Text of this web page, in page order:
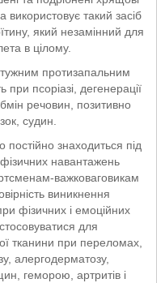
такий засіб
який незамінний для
в цілому.
протизапальним
псоріазі, дегенерації
речовин, позитивно
судин.
знаходиться під
навантажень
важковаговикам
виникнення
фізичних і емоційних
для
тканини при переломах,
алергодерматозу,
геморою, артритів і